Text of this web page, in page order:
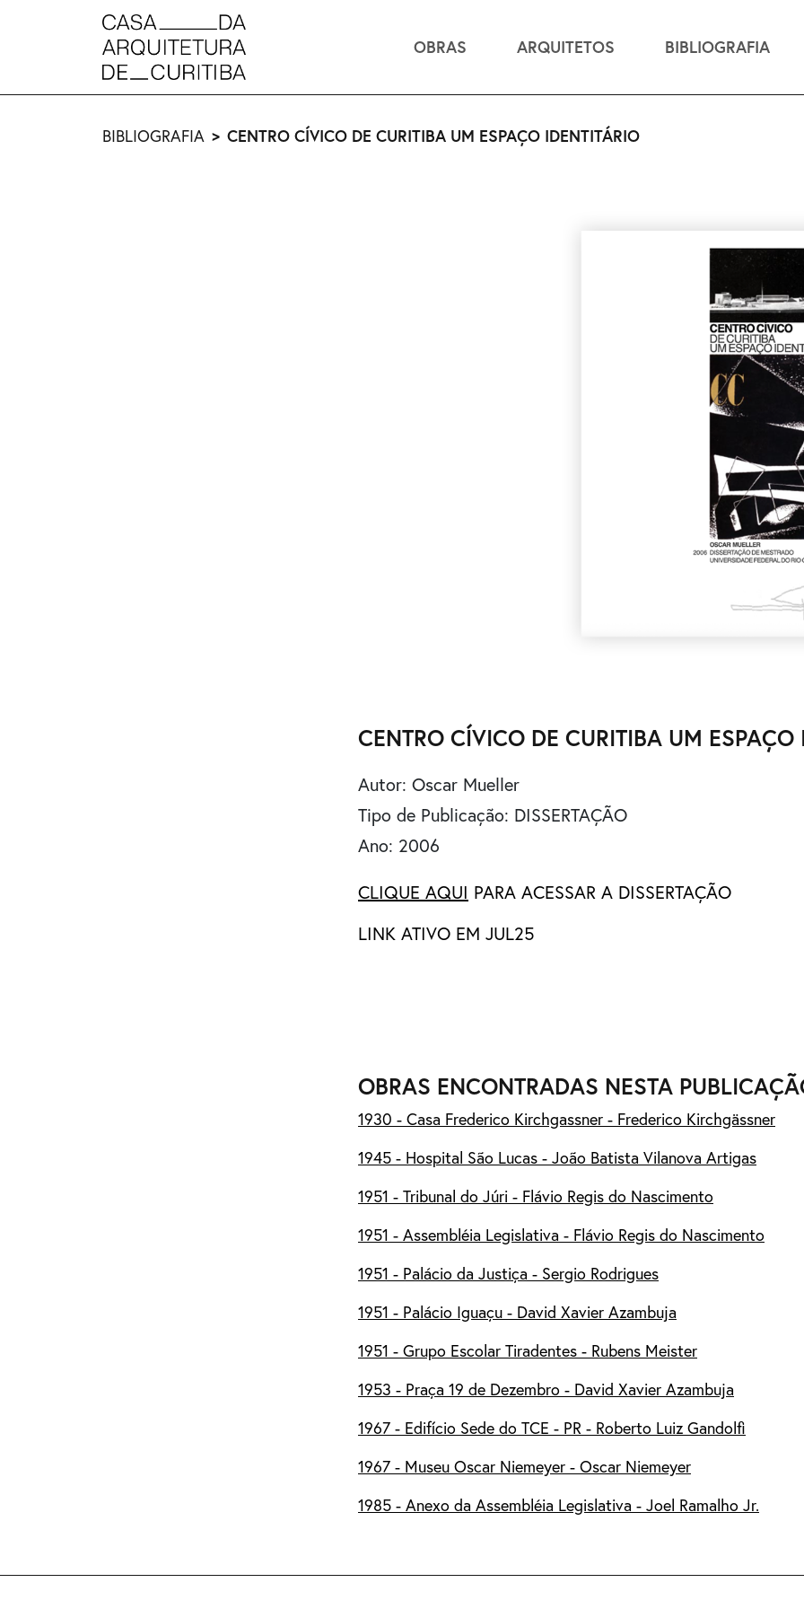
OBRAS ARQUITETOS BIBLIOGRAFIA
BIBLIOGRAFIA CENTRO CÍVICO DE CURITIBA UM ESPAÇO IDENTITÁRIO
CENTRO CÍVICO DE CURITIBA UM ESPAÇO
Autor: Oscar Mueller
Tipo de Publicação: DISSERTAÇÃO
Ano: 2006
CLIQUE AQUI PARA ACESSAR A DISSERTAÇÃO
LINK ATIVO EM JUL25
OBRAS ENCONTRADAS NESTA
1930 - Casa Frederico Kirchgassner - Frederico Kirchgässner
1945 - Hospital São Lucas - João Batista Vilanova Artigas
1951 - Tribunal do Júri - Flávio Regis do Nascimento
1951 - Assembléia Legislativa - Flávio Regis do Nascimento
1951 - Palácio da Justiça - Sergio Rodrigues
1951 - Palácio Iguaçu - David Xavier Azambuja
1951 - Grupo Escolar Tiradentes - Rubens Meister
1953 - Praça 19 de Dezembro - David Xavier Azambuja
1967 - Edifício Sede do TCE - PR - Roberto Luiz Gandolfi
1967 - Museu Oscar Niemeyer - Oscar Niemeyer
1985 - Anexo da Assembléia Legislativa - Joel Ramalho Jr.